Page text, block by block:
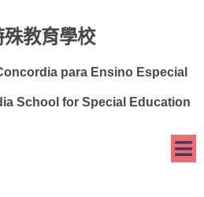
殊教育學校
para Ensino Especial
School for Special Education